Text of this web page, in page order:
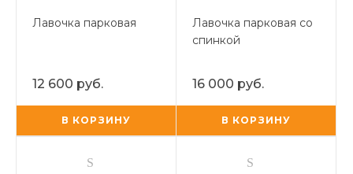
Лавочка парковая
12 600 руб.
В КОРЗИНУ
Лавочка парковая со
спинкой
16 000 руб.
В КОРЗИНУ